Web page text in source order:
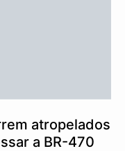
atropelados
a BR-470